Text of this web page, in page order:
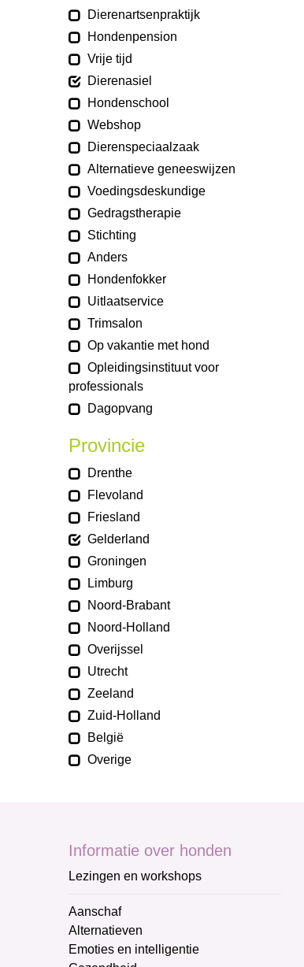
Dierenartsenpraktijk
Hondenpension
Vrije tijd
Dierenasiel
Hondenschool
Webshop
Dierenspeciaalzaak
Alternatieve geneeswijzen
Voedingsdeskundige
Gedragstherapie
Stichting
Anders
Hondenfokker
Uitlaatservice
Trimsalon
Op vakantie met hond
Opleidingsinstituut voor
professionals
Dagopvang
Provincie
Drenthe
Flevoland
Friesland
Gelderland
Groningen
Limburg
Noord-Brabant
Noord-Holland
Overijssel
Utrecht
Zeeland
Zuid-Holland
België
Overige
Informatie over honden
Lezingen en workshops
Aanschaf
Alternatieven
Emoties en intelligentie